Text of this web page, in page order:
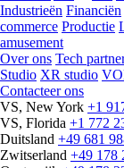
Industrieën Financiën
commerce Productie
amusement
Over ons Tech
Studio XR studio
Contacteer ons
VS, New York +1
VS, Florida +1 772
Duitsland +49 681
Zwitserland +49 178